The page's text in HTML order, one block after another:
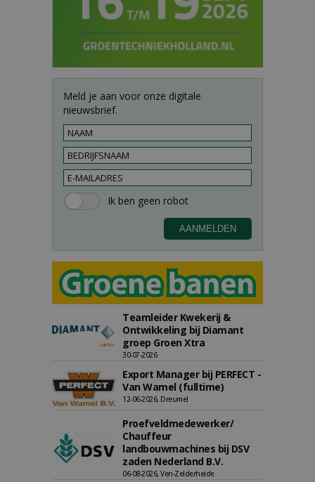
Meld je aan voor onze digitale
nieuwsbrief.
Teamleider Kwekerij &
Ontwikkeling bij Diamant
groep Groen Xtra
30-07-2026
Export Manager bij PERFECT -
Van Wamel (fulltime)
12-06-2026, Dreumel
Proefveldmedewerker/
Chauffeur
landbouwmachines bij DSV
zaden Nederland B.V.
06-08-2026, Ven-Zelderheide